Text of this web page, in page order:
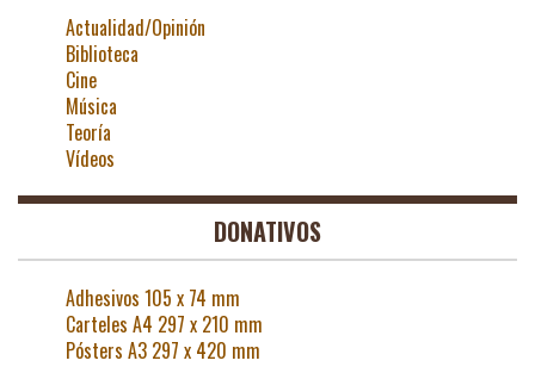
Actualidad/Opinión
Biblioteca
Cine
Música
Teoría
Vídeos
DONATIVOS
Adhesivos 105 x 74 mm
Carteles A4 297 x 210 mm
Pósters A3 297 x 420 mm